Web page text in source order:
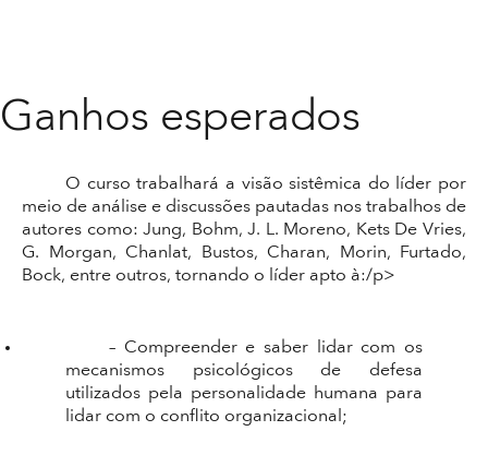
Ganhos esperados
O curso trabalhará a visão sistêmica do líder por
meio de análise e discussões pautadas nos trabalhos de
autores como: Jung, Bohm, J. L. Moreno, Kets De Vries,
G. Morgan, Chanlat, Bustos, Charan, Morin, Furtado,
Bock, entre outros, tornando o líder apto à:/p>
– Compreender e saber lidar com os
mecanismos psicológicos de defesa
utilizados pela personalidade humana para
lidar com o conflito organizacional;